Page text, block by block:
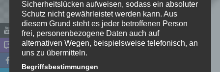
Name*
Sicherheitslücken aufweisen, sodass ein absoluter
Schutz nicht gewährleistet werden kann. Aus
diesem Grund steht es jeder betroffenen Person
frei, personenbezogene Daten auch auf
alternativen Wegen, beispielsweise telefonisch, an
uns zu übermitteln.
Begriffsbestimmungen